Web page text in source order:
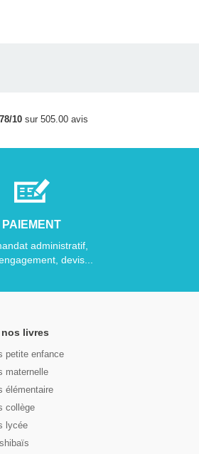
10sur 505.00 avis
PAIEMENT
administratif,
devis...
livres
petite enfance
maternelle
élémentaire
collège
lycée